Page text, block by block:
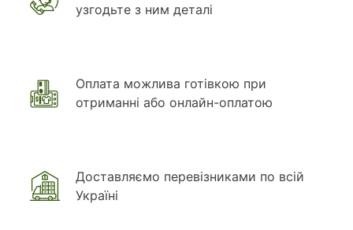
узгодьте з ним деталі
Оплата можлива готівкою при
отриманні або онлайн-оплатою
Доставляємо перевізниками по всій
Україні